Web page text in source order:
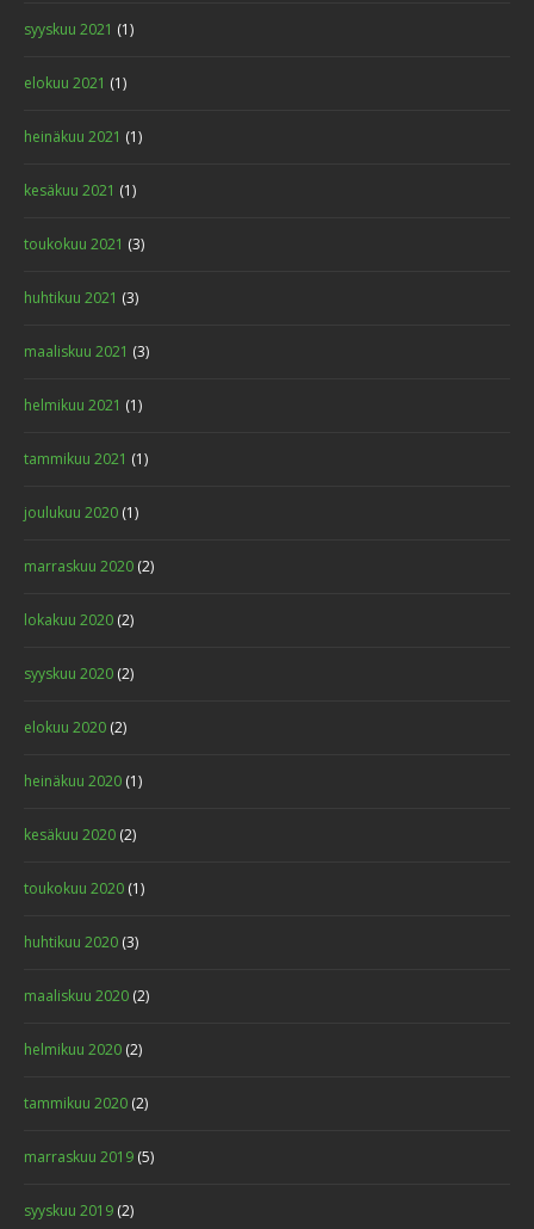
syyskuu 2021 (1)
elokuu 2021 (1)
heinäkuu 2021 (1)
kesäkuu 2021 (1)
toukokuu 2021 (3)
huhtikuu 2021 (3)
maaliskuu 2021 (3)
helmikuu 2021 (1)
tammikuu 2021 (1)
joulukuu 2020 (1)
marraskuu 2020 (2)
lokakuu 2020 (2)
syyskuu 2020 (2)
elokuu 2020 (2)
heinäkuu 2020 (1)
kesäkuu 2020 (2)
toukokuu 2020 (1)
huhtikuu 2020 (3)
maaliskuu 2020 (2)
helmikuu 2020 (2)
tammikuu 2020 (2)
marraskuu 2019 (5)
syyskuu 2019 (2)